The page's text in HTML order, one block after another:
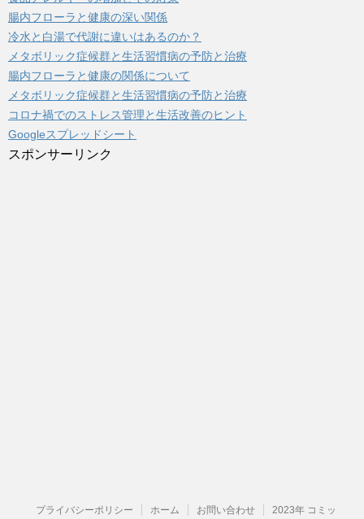
腸内フローラと健康の深い関係
冷水と白湯で代謝に違いはあるのか？
メタボリック症候群と生活習慣病の予防と治療
腸内フローラと健康の関係について
メタボリック症候群と生活習慣病の予防と治療
コロナ禍でのストレス管理と生活改善のヒント
Googleスプレッドシート
スポンサーリンク
プライバシーポリシー ホーム お問い合わせ 2023年 コミッ